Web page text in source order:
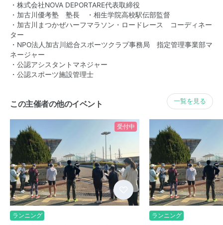
・株式会社NOVA DEPORTARE代表取締役
・加古川優考塾 塾長 ・相生学院高校駅伝部監督
・加古川まつかぜハーフマラソン・ロードレース コーディネー
ター
・NPO法人加古川総合スポーツクラブ事務局 指定管理事業部マ
ネージャー
・公認アシスタントマネジャー
・公認スポーツ施設管理士
この主催者の他のイベント 一覧を見る
受付中
ランニング ランニング